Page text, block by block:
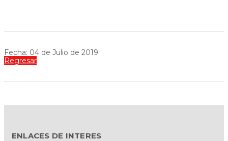
Fecha: 04 de Julio de 2019
Regresar
ENLACES DE INTERES